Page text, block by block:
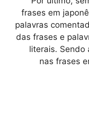
frases em
palavras
das frases e
literais. Sendo
nas frases